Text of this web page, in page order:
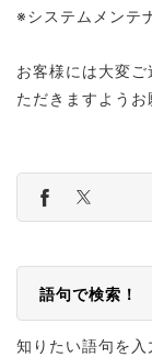
※システムメンテ
お客様には大変
ただきますようお
語句で検索！
知りたい語句を